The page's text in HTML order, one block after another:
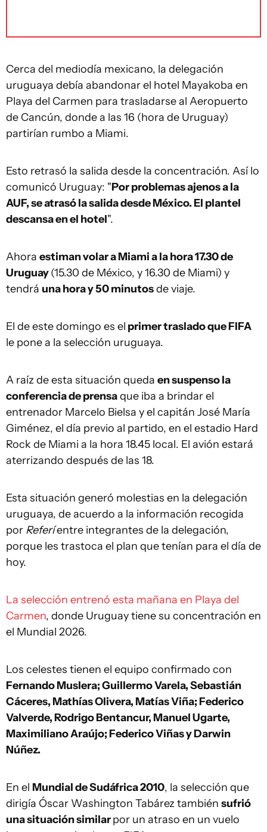
Cerca del mediodía mexicano, la delegación
uruguaya debía abandonar el hotel Mayakoba en
Playa del Carmen para trasladarse al Aeropuerto
de Cancún, donde a las 16 (hora de Uruguay)
partirían rumbo a Miami.
Esto retrasó la salida desde la concentración. Así lo
comunicó Uruguay: "Por problemas ajenos a la
AUF, se atrasó la salida desde México. El plantel
descansa en el hotel".
Ahora estiman volar a Miami a la hora 17.30 de
Uruguay(15.30 de México, y 16.30 de Miami) y
tendrá una hora y 50 minutosde viaje.
El de este domingo es el primer traslado que FIFA
le pone a la selección uruguaya.
A raíz de esta situación queda en suspenso la
conferencia de prensaque iba a brindar el
entrenador Marcelo Bielsa y el capitán José María
Giménez, el día previo al partido, en el estadio Hard
Rock de Miami a la hora 18.45 local. El avión estará
aterrizando después de las 18.
Esta situación generó molestias en la delegación
uruguaya, de acuerdo a la información recogida
por Referíentre integrantes de la delegación,
porque les trastoca el plan que tenían para el día de
hoy.
La selección entrenó esta mañana en Playa del
Carmen, donde Uruguay tiene su concentración en
el Mundial 2026.
Los celestes tienen el equipo confirmado con
Fernando Muslera; Guillermo Varela, Sebastián
Cáceres, Mathías Olivera, Matías Viña; Federico
Valverde, Rodrigo Bentancur, Manuel Ugarte,
Maximiliano Araújo; Federico Viñas y Darwin
Núñez.
En el Mundial de Sudáfrica 2010, la selección que
dirigía Óscar Washington Tabárez también sufrió
una situación similarpor un atraso en un vuelo